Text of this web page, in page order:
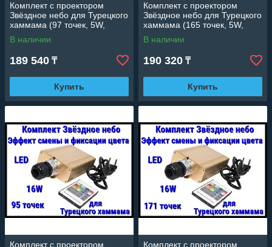
Комплект с проектором
Звёздное небо для Турецкого
хаммама (97 точек, 5W,
эффект смены и фиксации
цвета)
В наличии
189 540 ₸
Купить
Комплект с проектором
Звёздное небо для Турецкого
хаммама (165 точек, 5W,
эффект смены и фиксации
цвета)
В наличии
190 320 ₸
Купить
Комплект с проектором Комплект с проектором